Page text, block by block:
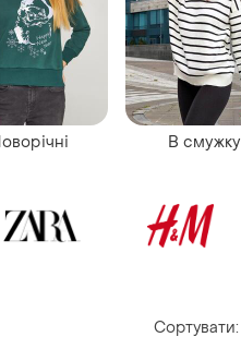
В смужку
Сортувати: